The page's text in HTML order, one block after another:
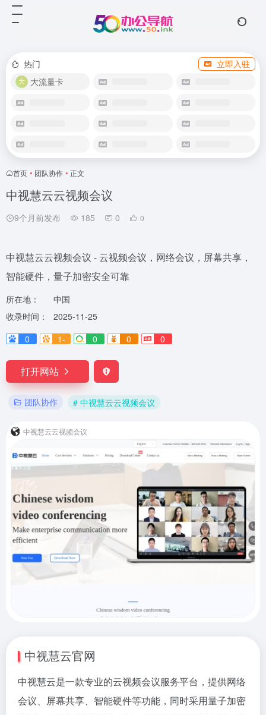
热门
立即入驻
大流量卡
首页 • 团队协作 • 正文
中视慧云云视频会议
9个月前发布 185 0 0
中视慧云云视频会议 - 云视频会议，网络会议，屏幕共享，
智能硬件，量子加密安全可靠
所在地：
中国
收录时间：
2025-11-25
0
1- 0 0 0
打开网站
团队协作 # 中视慧云云视频会议
中视慧云云视频会议
中视慧云官网
中视慧云是一款专业的云视频会议服务平台，提供网络
会议、屏幕共享、智能硬件等功能，同时采用量子加密